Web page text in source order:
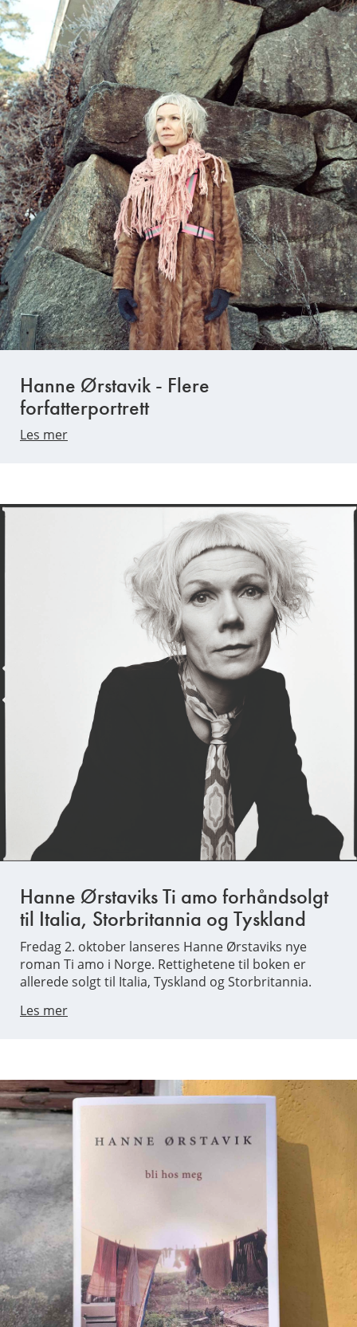
Hanne Ørstavik - Flere
forfatterportrett
Les mer
Hanne Ørstaviks Ti amo forhåndsolgt
til Italia, Storbritannia og Tyskland
Fredag 2. oktober lanseres Hanne Ørstaviks nye
roman Ti amo i Norge. Rettighetene til boken er
allerede solgt til Italia, Tyskland og Storbritannia.
Les mer